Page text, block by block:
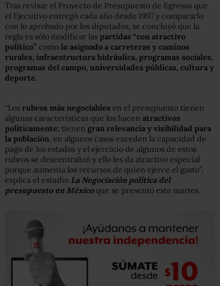
Tras revisar el Proyecto de Presupuesto de Egresos que
el Ejecutivo entregó cada año desde 1997 y compararlo
con lo aprobado por los diputados, se concluyó que la
regla es sólo modificar las partidas “con atractivo
político” como lo asignado a carreteras y caminos
rurales, infraestructura hidráulica, programas sociales,
programas del campo, universidades públicas, cultura y
deporte.
“Los rubros más negociables en el presupuesto tienen
algunas características que los hacen atractivos
políticamente: tienen gran relevancia y visibilidad para
la población, en algunos casos exceden la capacidad de
pago de los estados y el ejercicio de algunos de estos
rubros se descentralizó y ello les da atractivo especial
porque aumenta los recursos de quien ejerce el gasto”,
explica el estudio La Negociación política del
presupuesto en Méxicoque se presentó este martes.